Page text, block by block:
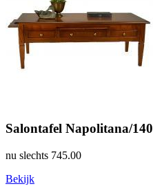
Salontafel Napolitana/140
nu slechts 745.00
Bekijk